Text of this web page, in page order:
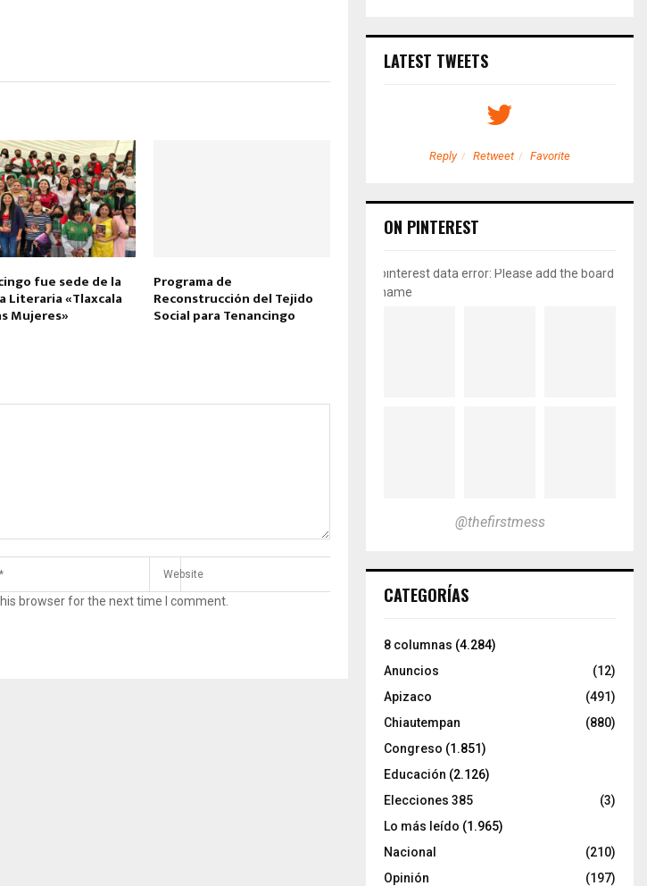
fue sede de la
Literaria «Tlaxcala
Mujeres»
Programa de
Reconstrucción del Tejido
Social para Tenancingo
browser for the next time I comment.
LATEST TWEETS
Retweet Favorite Reply Retweet Favorite
ON PINTEREST
pinterest data error: Please add the board
name
@thefirstmess
CATEGORÍAS
8 columnas (4.284)
Anuncios
(12)
Apizaco
(491)
Chiautempan
(880)
Congreso (1.851)
Educación (2.126)
Elecciones 385
(3)
Lo más leído (1.965)
Nacional
(210)
Opinión
(197)